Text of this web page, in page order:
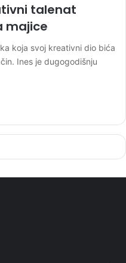
talenat
majice
koja svoj kreativni dio bića
Ines je dugogodišnju